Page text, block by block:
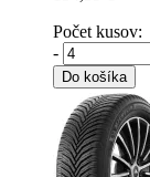
Počet kusov:
-
Do košíka